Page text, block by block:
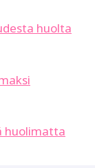
huolta
huolimatta